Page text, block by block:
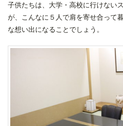
子供たちは、大学・高校に行けない
が、こんなに５人で肩を寄せ合って
な想い出になることでしょう。